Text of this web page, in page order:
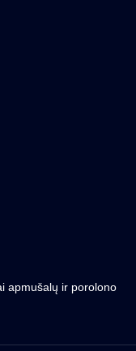
apmušalų ir porolono